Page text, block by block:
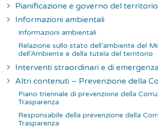
Pianificazione e governo del territorio
Informazioni ambientali
Informazioni ambientali
Relazione sullo stato dell’ambiente del
dell’Ambiente e della tutela del territorio
Interventi straordinari e di
Altri contenuti – Prevenzione della
Piano triennale di prevenzione della
Trasparenza
Responsabile della prevenzione della
Trasparenza